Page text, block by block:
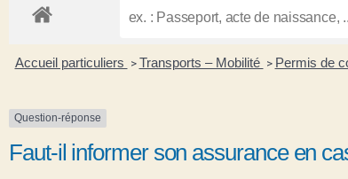
Accueil particuliers > Transports – Mobilité > Permis de
Question-réponse
Faut-il informer son assurance en